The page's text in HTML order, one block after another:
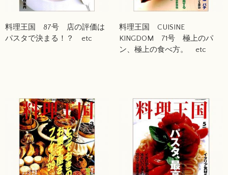
料理王国 87号 店の評価は
パスタで決まる！？ etc
料理王国 CUISINE
KINGDOM 71号 極上のパ
ン、極上の食べ方。 etc